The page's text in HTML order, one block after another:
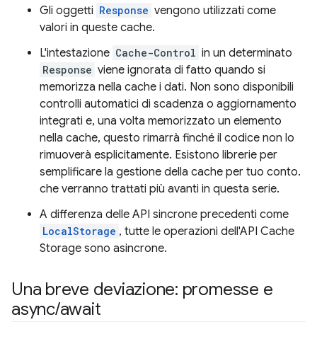
Gli oggetti Response vengono utilizzati come
valori in queste cache.
L'intestazione Cache-Control in un determinato
Response viene ignorata di fatto quando si
memorizza nella cache i dati. Non sono disponibili
controlli automatici di scadenza o aggiornamento
integrati e, una volta memorizzato un elemento
nella cache, questo rimarrà finché il codice non lo
rimuoverà esplicitamente. Esistono librerie per
semplificare la gestione della cache per tuo conto.
che verranno trattati più avanti in questa serie.
A differenza delle API sincrone precedenti come
LocalStorage , tutte le operazioni dell'API Cache
Storage sono asincrone.
Una breve deviazione: promesse e
async/await